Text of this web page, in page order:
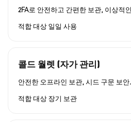
2FA로 안전하고 간편한 보관, 이상적
적합 대상 일일 사용
콜드 월렛 (자가 관리)
안전한 오프라인 보관, 시드 구문 보안.
적합 대상 장기 보관